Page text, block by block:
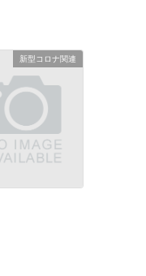
新型コロナ関連